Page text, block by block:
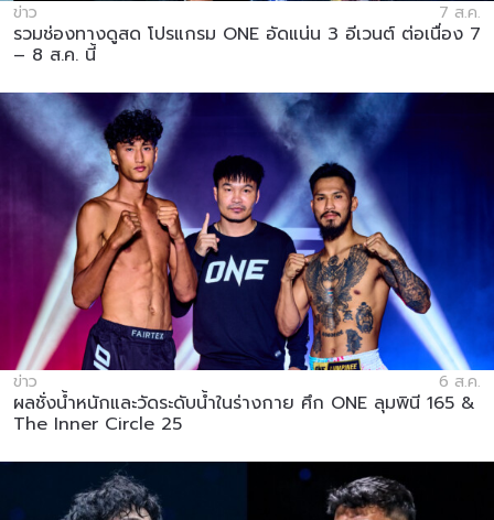
ข่าว 7 ส.ค.
รวมช่องทางดูสด โปรแกรม ONE อัดแน่น 3 อีเวนต์ ต่อเนื่อง 7
– 8 ส.ค. นี้
ข่าว 6 ส.ค.
ผลชั่งน้ำหนักและวัดระดับน้ำในร่างกาย ศึก ONE ลุมพินี 165 &
The Inner Circle 25